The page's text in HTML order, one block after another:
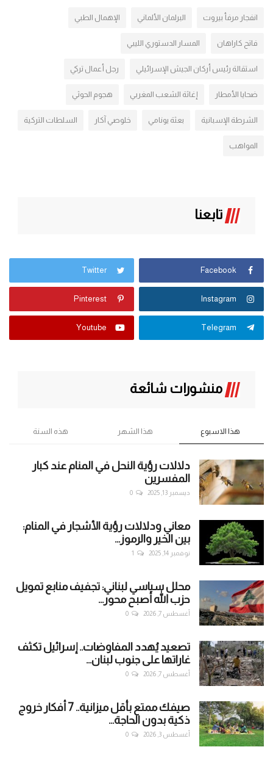
انفجار مرفأ بيروت البرلمان الألماني الإهمال الطبي
فاتح كاراهان المسار الدستوري الليبي
استقالة رئيس أركان الجيش الإسرائيلي رجل أعمال تركي
ضحايا الأمطار إغاثة الشعب المغربي هجوم الحوثي
الشرطة الإسبانية بعثة يونامي خلوصي آكار السلطات التركية
المواهب
تابعنا
Facebook
Twitter
Instagram
Pinterest
Telegram
Youtube
منشورات شائعة
هذا الاسبوع هذا الشهر هذه السنة
دلالات رؤية النحل في المنام عند كبار
المفسرين
ديسمبر 13, 2025 0
معاني ودلالات رؤية الأشجار في المنام:
بين الخير والرموز...
نوفمبر 14, 2025 1
محلل سياسي لبناني: تجفيف منابع تمويل
حزب الله أصبح محور...
أغسطس 7, 2026 0
تصعيد يُهدد المفاوضات.. إسرائيل تكثف
غاراتها على جنوب لبنان...
أغسطس 7, 2026 0
صيفك ممتع بأقل ميزانية.. 7 أفكار خروج
ذكية بدون الحاجة...
أغسطس 3, 2026 0